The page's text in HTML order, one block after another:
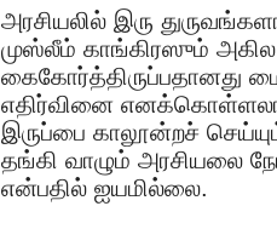
அரசியலில் இரு
முஸ்லீம் காங்கிரஸும்
கைகோர்த்திருப்பதானது
எதிர்வினை
இருப்பை காலூன்றச்
தங்கி வாழும் அரசியலை
என்பதில் ஐயமில்லை.